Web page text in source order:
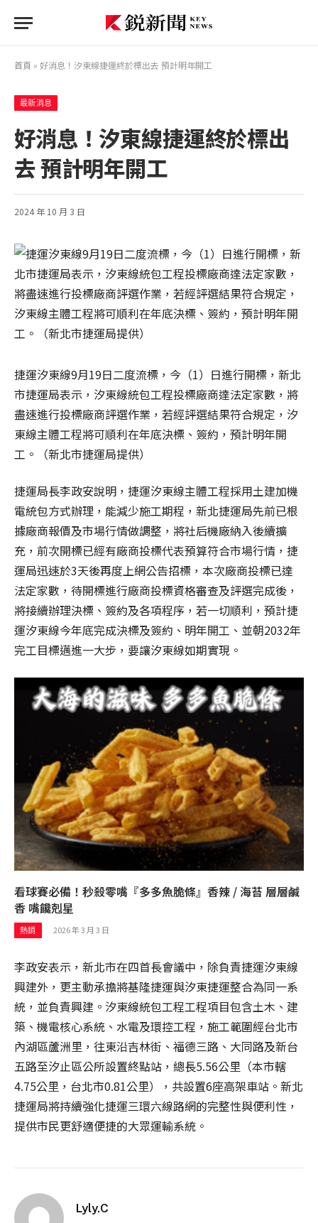
首頁 » 好消息！汐東線捷運終於標出去 預計明年開工
最新消息
好消息！汐東線捷運終於標出
去 預計明年開工
2024 年 10 月 3 日
捷運汐東線9月19日二度流標，今（1）日進行開標，新北
市捷運局表示，汐東線統包工程投標廠商達法定家數，將
盡速進行投標廠商評選作業，若經評選結果符合規定，汐
東線主體工程將可順利在年底決標、簽約，預計明年開
工。（新北市捷運局提供）
捷運局長李政安說明，捷運汐東線主體工程採用土建加機
電統包方式辦理，能減少施工期程，新北捷運局先前已根
據廠商報價及市場行情做調整，將社后機廠納入後續擴
充，前次開標已經有廠商投標代表預算符合市場行情，捷
運局迅速於3天後再度上網公告招標，本次廠商投標已達
法定家數，待開標進行廠商投標資格審查及評選完成後，
將接續辦理決標、簽約及各項程序，若一切順利，預計捷
運汐東線今年底完成決標及簽約、明年開工、並朝2032年
完工目標邁進一大步，要讓汐東線如期實現。
看球賽必備！秒殺零嘴『多多魚脆條』香辣 / 海苔 層層鹹
香 嘴饞剋星
熱銷 2026 年 3 月 3 日
李政安表示，新北市在四首長會議中，除負責捷運汐東線
興建外，更主動承擔將基隆捷運與汐東捷運整合為同一系
統，並負責興建。汐東線統包工程工程項目包含土木、建
築、機電核心系統、水電及環控工程，施工範圍經台北市
內湖區蘆洲里，往東沿吉林街、福德三路、大同路及新台
五路至汐止區公所設置終點站，總長5.56公里（本市轄
4.75公里，台北市0.81公里），共設置6座高架車站。新北
捷運局將持續強化捷運三環六線路網的完整性與便利性，
提供市民更舒適便捷的大眾運輸系統。
Lyly.C